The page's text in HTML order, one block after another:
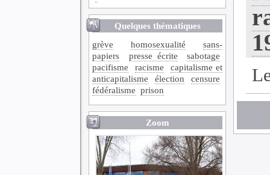
Quelques thématiques
grève
homosexualité
sans-
papiers
presse écrite
sabotage
pacifisme
racisme
capitalisme et
anticapitalisme
élection
censure
fédéralisme prison
Zoom